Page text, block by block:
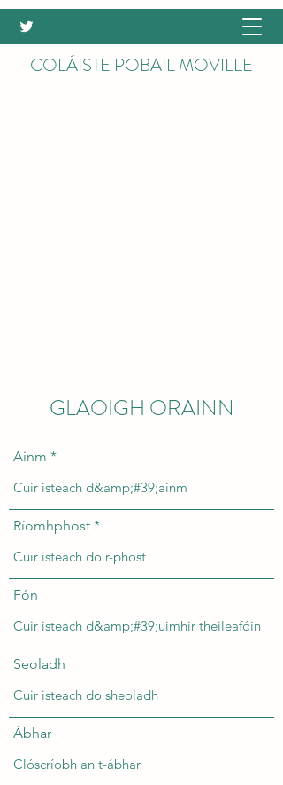
COLÁISTE POBAIL MOVILLE
GLAOIGH ORAINN
Ainm
Ríomhphost
Fón
Seoladh
Ábhar